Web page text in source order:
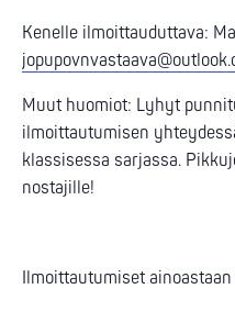
Kenelle ilmoittauduttava:
Muut huomiot: Lyhyt
ilmoittautumisen
klassisessa sarjassa.
nostajille!
Ilmoittautumiset